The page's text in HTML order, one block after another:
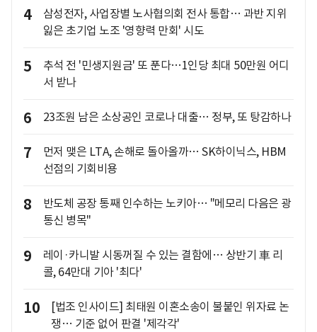
4
삼성전자, 사업장별 노사협의회 전사 통합… 과반 지위
잃은 초기업 노조 '영향력 만회' 시도
5
추석 전 '민생지원금' 또 푼다…1인당 최대 50만원 어디
서 받나
6 23조원 남은 소상공인 코로나 대출… 정부, 또 탕감하나
7
먼저 맺은 LTA, 손해로 돌아올까… SK하이닉스, HBM
선점의 기회비용
8
반도체 공장 통째 인수하는 노키아… "메모리 다음은 광
통신 병목"
9
레이·카니발 시동꺼질 수 있는 결함에… 상반기 車 리
콜, 64만대 기아 '최다'
10
[법조 인사이드] 최태원 이혼소송이 불붙인 위자료 논
쟁… 기준 없어 판결 '제각각'